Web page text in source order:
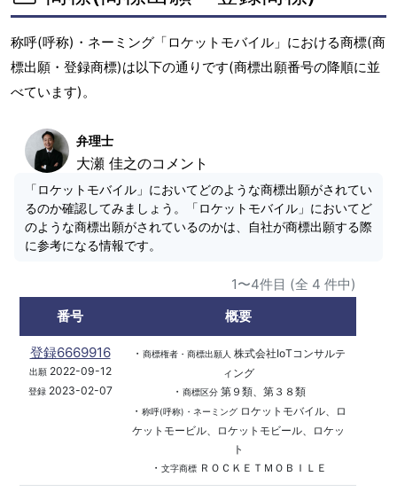
称呼(呼称)・ネーミング「ロケットモバイル」における商標(商
標出願・登録商標)は以下の通りです(商標出願番号の降順に並
べています)。
弁理士
大瀬 佳之のコメント
「ロケットモバイル」においてどのような商標出願がされてい
るのか確認してみましょう。「ロケットモバイル」においてど
のような商標出願がされているのかは、自社が商標出願する際
に参考になる情報です。
1〜4件目 (全 4 件中)
番号
概要
登録6669916
出願2022-09-12
登録2023-02-07
・ 商標権者・商標出願人 株式会社IoTコンサルテ
ィング
・ 商標区分第９類、第３８類
・ 称呼(呼称)・ネーミングロケットモバイル、ロ
ケットモービル、ロケットモビール、ロケッ
ト
・ 文字商標ＲＯＣＫＥＴＭＯＢＩＬＥ